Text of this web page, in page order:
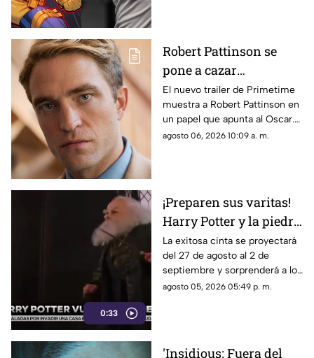
Robert Pattinson se
pone a cazar
pederastas en el nuevo
thriller basado en
hechos reales
‘Primetime'
El nuevo trailer de Primetime
muestra a Robert Pattinson en
un papel que apunta al Oscar.
Descubre todos los detalles de
agosto 06, 2026 10:09 a. m.
0:33
¡Preparen sus varitas!
Harry Potter y la piedra
filosofal regresa a los
cines por su 25
aniversario
La exitosa cinta se proyectará
del 27 de agosto al 2 de
septiembre y sorprenderá a los
fanáticos con 15 minutos de
agosto 05, 2026 05:49 p. m.
'Insidious: Fuera del